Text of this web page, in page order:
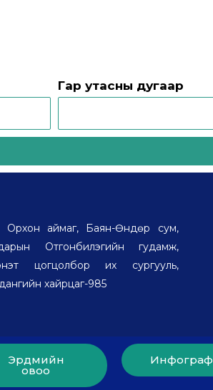
Гар утасны дугаар
Орхон аймаг, Баян-Өндөр сум,
Отгонбилэгийн гудамж,
цогцолбор их сургууль,
хайрцаг-985
Эрдмийн
овоо
Инфограф